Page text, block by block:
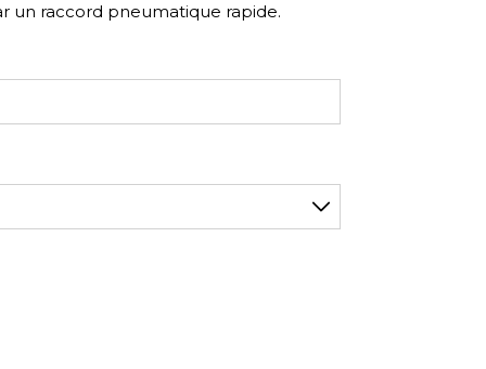
un raccord pneumatique rapide.